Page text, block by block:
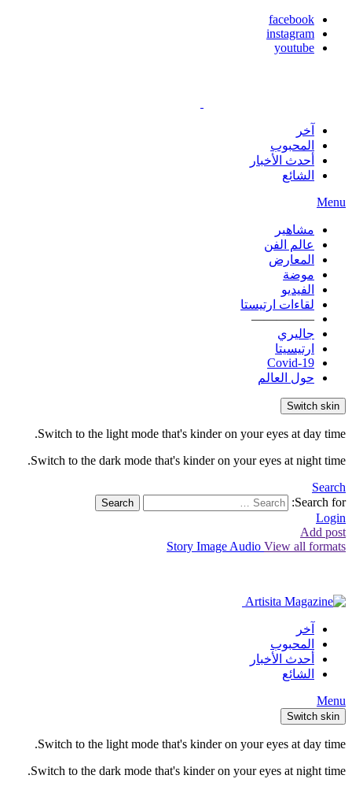
facebook
instagram
youtube
آخر
المحبوب
أحدث الأخبار
الشائع
Menu
مشاهير
عالم الفن
المعارض
موضة
الفيديو
لقاءات ارتيستا
—————
جاليري
ارتيسيتا
Covid-19
حول العالم
Switch skin
Switch to the light mode that's kinder on your eyes at day time.
Switch to the dark mode that's kinder on your eyes at night time.
Search
Search for:
Search
Login
Add post
Story Image Audio View all formats
آخر
المحبوب
أحدث الأخبار
الشائع
Menu
Switch skin
Switch to the light mode that's kinder on your eyes at day time.
Switch to the dark mode that's kinder on your eyes at night time.